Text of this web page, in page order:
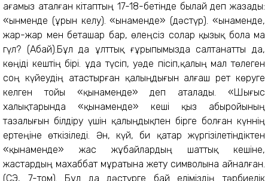
ағамыз аталған кітаптың 17-18-бетінде былай деп жазады:
«Қынменде (ұрын келу). «Қынаменде» (дәстүр). «Қынаменде,
жар-жар мен беташар бар, өлеңсіз солар қызық бола ма
гүл? (Абай).Бұл да ұлттық ғұрыпымызда салтанатты да,
көңіді кештің бірі. Құда түсіп, уәде пісіп,қалың мал төлеген
соң күйеудің атастырған қалыңдығын алғаш рет көруге
келген тойы «қынаменде» деп аталады. «Шығыс
халықтарында «қынаменде» кеші қыз абыройының
тазалығын білдіру үшін қалыңдықпен бірге болған күннің
ертеңіне өткізіледі. Ән, күй, би қатар жүргізілетіндіктен
«қынаменде» жас жұбайлардың шаттық кешіне,
жастардың махаббат мұратына жету символына айналған.
(ҚСЭ, 7-том). Бұл да дәстүрге бай еліміздің тәрбиелік